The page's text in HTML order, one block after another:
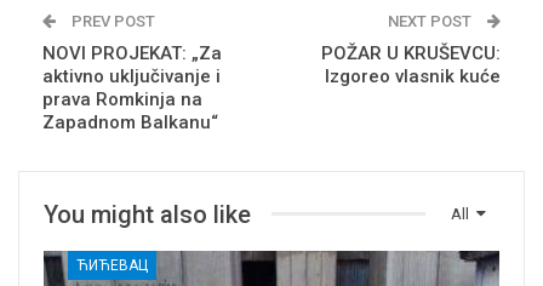
PREV POST
NOVI PROJEKAT: „Za
aktivno uključivanje i
prava Romkinja na
Zapadnom Balkanu“
NEXT POST
POŽAR U KRUŠEVCU:
Izgoreo vlasnik kuće
All
You might also like
ЋИЋЕВАЦ